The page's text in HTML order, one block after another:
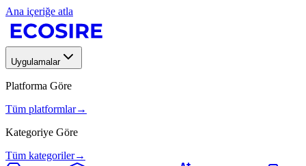
Ana içeriğe atla
Uygulamalar
Platforma Göre
Tüm platformlar→
Kategoriye Göre
Tüm kategoriler→